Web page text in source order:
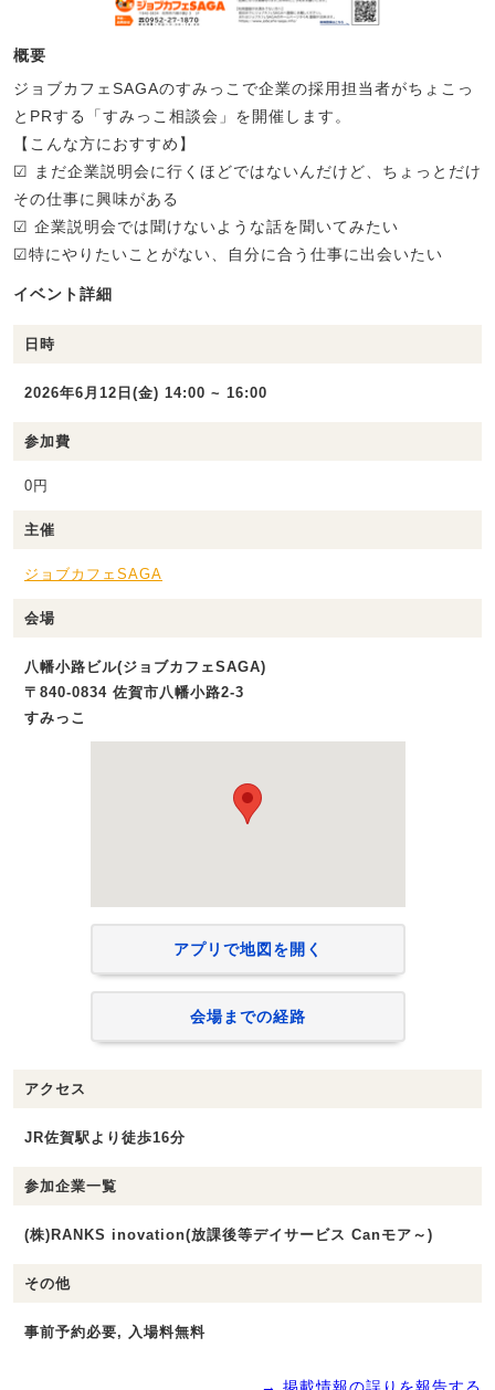
概要
ジョブカフェSAGAのすみっこで企業の採用担当者がちょこっ
とPRする「すみっこ相談会」を開催します。
【こんな方におすすめ】
☑ まだ企業説明会に行くほどではないんだけど、ちょっとだけ
その仕事に興味がある
☑ 企業説明会では聞けないような話を聞いてみたい
☑特にやりたいことがない、自分に合う仕事に出会いたい
イベント詳細
日時
2026年6月12日(金) 14:00 ~ 16:00
参加費
0円
主催
ジョブカフェSAGA
会場
八幡小路ビル(ジョブカフェSAGA)
〒840-0834 佐賀市八幡小路2-3
すみっこ
アプリで地図を開く
会場までの経路
アクセス
JR佐賀駅より徒歩16分
参加企業一覧
(株)RANKS inovation(放課後等デイサービス Canモア～)
その他
事前予約必要, 入場料無料